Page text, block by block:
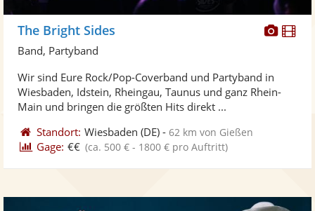
The Bright Sides
Band, Partyband
Wir sind Eure Rock/Pop-Coverband und Partyband in
Wiesbaden, Idstein, Rheingau, Taunus und ganz Rhein-
Main und bringen die größten Hits direkt ...
Standort: Wiesbaden (DE) -62 km von Gießen
Gage: €€ (ca. 500 € - 1800 € pro Auftritt)